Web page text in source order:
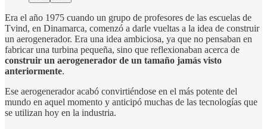
Era el año 1975 cuando un grupo de profesores de las escuelas de
Tvind, en Dinamarca, comenzó a darle vueltas a la idea de construir
un aerogenerador. Era una idea ambiciosa, ya que no pensaban en
fabricar una turbina pequeña, sino que reflexionaban acerca de
construir un aerogenerador de un tamaño jamás visto
anteriormente.
Ese aerogenerador acabó convirtiéndose en el más potente del
mundo en aquel momento y anticipó muchas de las tecnologías que
se utilizan hoy en la industria.